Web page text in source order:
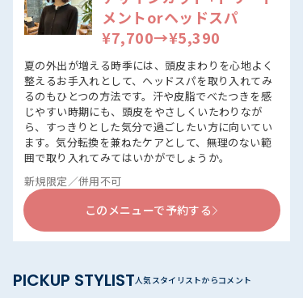
メントorヘッドスパ
¥7,700→¥5,390
夏の外出が増える時季には、頭皮まわりを心地よく
整えるお手入れとして、ヘッドスパを取り入れてみ
るのもひとつの方法です。汗や皮脂でべたつきを感
じやすい時期にも、頭皮をやさしくいたわりなが
ら、すっきりとした気分で過ごしたい方に向いてい
ます。気分転換を兼ねたケアとして、無理のない範
囲で取り入れてみてはいかがでしょうか。
新規限定／併用不可
このメニューで予約する
PICKUP STYLIST